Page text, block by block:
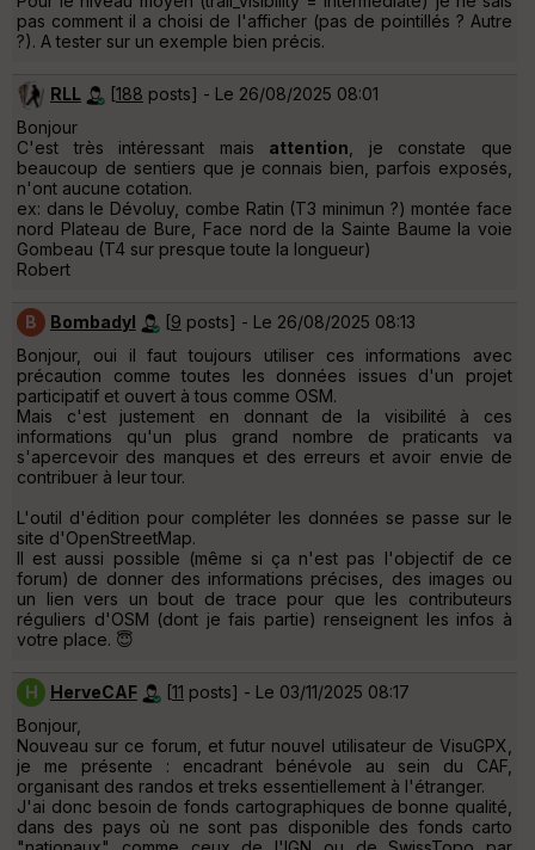
pas comment il a choisi de l'afficher (pas de pointillés ? Autre
?). A tester sur un exemple bien précis.
RLL [188 posts] - Le 26/08/2025 08:01
Bonjour
C'est très intéressant mais attention , je constate que
beaucoup de sentiers que je connais bien, parfois exposés,
n'ont aucune cotation.
ex: dans le Dévoluy, combe Ratin (T3 minimun ?) montée face
nord Plateau de Bure, Face nord de la Sainte Baume la voie
Gombeau (T4 sur presque toute la longueur)
Robert
B Bombadyl [9 posts] - Le 26/08/2025 08:13
Bonjour, oui il faut toujours utiliser ces informations avec
précaution comme toutes les données issues d'un projet
participatif et ouvert à tous comme OSM.
Mais c'est justement en donnant de la visibilité à ces
informations qu'un plus grand nombre de praticants va
s'apercevoir des manques et des erreurs et avoir envie de
contribuer à leur tour.
L'outil d'édition pour compléter les données se passe sur le
site d'OpenStreetMap.
Il est aussi possible (même si ça n'est pas l'objectif de ce
forum) de donner des informations précises, des images ou
un lien vers un bout de trace pour que les contributeurs
réguliers d'OSM (dont je fais partie) renseignent les infos à
votre place. 😇
H HerveCAF [11 posts] - Le 03/11/2025 08:17
Bonjour,
Nouveau sur ce forum, et futur nouvel utilisateur de VisuGPX,
je me présente : encadrant bénévole au sein du CAF,
organisant des randos et treks essentiellement à l'étranger.
J'ai donc besoin de fonds cartographiques de bonne qualité,
dans des pays où ne sont pas disponible des fonds carto